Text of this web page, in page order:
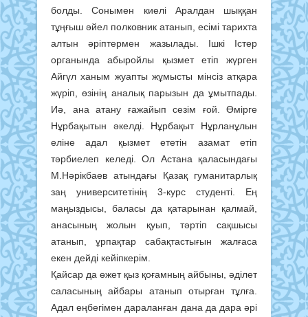
болды. Сонымен киелі Аралдан шыққан
тұңғыш әйел полковник атанып, есімі тарихта
алтын әріптермен жазылады. Ішкі Істер
органында абыройлы қызмет етіп жүрген
Айгүл ханым жуапты жұмысты мінсіз атқара
жүріп, өзінің аналық парызын да ұмытпады.
Иә, ана атану ғажайып сезім ғой. Өмірге
Нұрбақытын әкелді. Нұрбақыт Нұрланұлын
еліне адал қызмет ететін азамат етіп
тәрбиелеп келеді. Ол Астана қаласындағы
М.Нәрікбаев атындағы Қазақ гуманитарлық
заң университетінің 3-курс студенті. Ең
маңыздысы, баласы да қатарынан қалмай,
анасының жолын қуып, тәртіп сақшысы
атанып, ұрпақтар сабақтастығын жалғаса
екен дейді кейіпкерім.
Қайсар да өжет қыз қоғамның айбыны, әділет
саласының айбары атанып отырған тұлға.
Адал еңбегімен дараланған дана да дара әрі